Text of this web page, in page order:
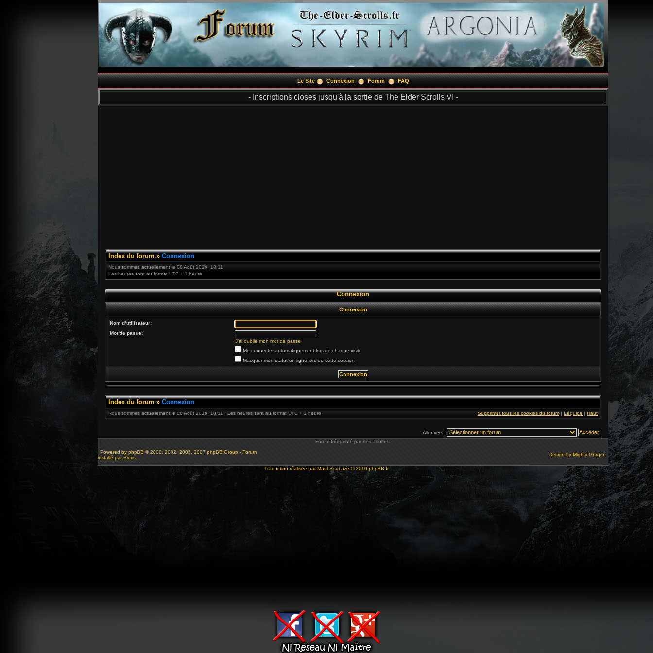
Le Site Connexion Forum FAQ
- Inscriptions closes jusqu'à la sortie de The Elder Scrolls VI -
Index du forum » Connexion
Nous sommes actuellement le 08 Août 2026, 18:11
Les heures sont au format UTC + 1 heure
Connexion
Connexion
Nom d’utilisateur:
Mot de passe:
J’ai oublié mon mot de passe
Me connecter automatiquement lors de chaque visite
Masquer mon statut en ligne lors de cette session
Index du forum » Connexion
Nous sommes actuellement le 08 Août 2026, 18:11 | Les heures sont au format UTC + 1 heure Supprimer tous les cookies du forum | L’équipe | Haut
Aller vers:
Forum fréquenté par des adultes.
Powered by phpBB © 2000, 2002, 2005, 2007 phpBB Group - Forum
installé par Bioris.
Design by Mighty Gorgon
Traduction réalisée parMaël Soucaze © 2010 phpBB.fr